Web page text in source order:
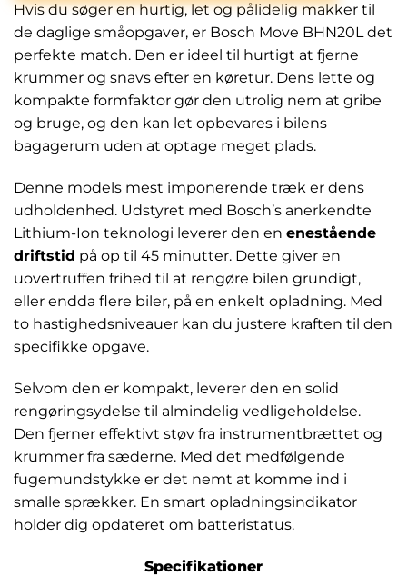
Hvis du søger en hurtig, let og pålidelig makker til
de daglige småopgaver, er Bosch Move BHN20L det
perfekte match. Den er ideel til hurtigt at fjerne
krummer og snavs efter en køretur. Dens lette og
kompakte formfaktor gør den utrolig nem at gribe
og bruge, og den kan let opbevares i bilens
bagagerum uden at optage meget plads.
Denne models mest imponerende træk er dens
udholdenhed. Udstyret med Bosch’s anerkendte
Lithium-Ion teknologi leverer den en enestående
driftstid på op til 45 minutter. Dette giver en
uovertruffen frihed til at rengøre bilen grundigt,
eller endda flere biler, på en enkelt opladning. Med
to hastighedsniveauer kan du justere kraften til den
specifikke opgave.
Selvom den er kompakt, leverer den en solid
rengøringsydelse til almindelig vedligeholdelse.
Den fjerner effektivt støv fra instrumentbrættet og
krummer fra sæderne. Med det medfølgende
fugemundstykke er det nemt at komme ind i
smalle sprækker. En smart opladningsindikator
holder dig opdateret om batteristatus.
Specifikationer